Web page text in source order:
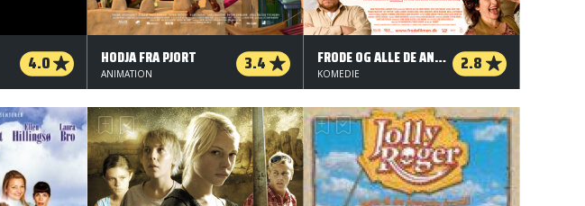
4.0 HODJA FRA PJORT 3.4
ANIMATION
FRODE OG ALLE DE ANDRE RØDDER 2.8
KOMEDIE